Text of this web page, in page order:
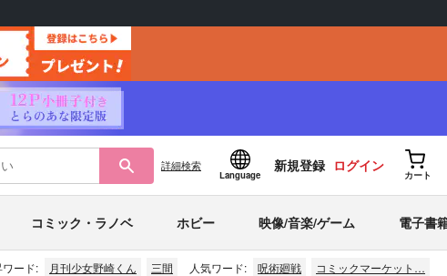
詳細検索
Language
新規登録 ログイン
カート
コミック・ラノベ ホビー 映像/音楽/ゲーム 電子書
ード: 月刊少女野崎くん 三間 人気ワード: 呪術廻戦 コミックマーケット…